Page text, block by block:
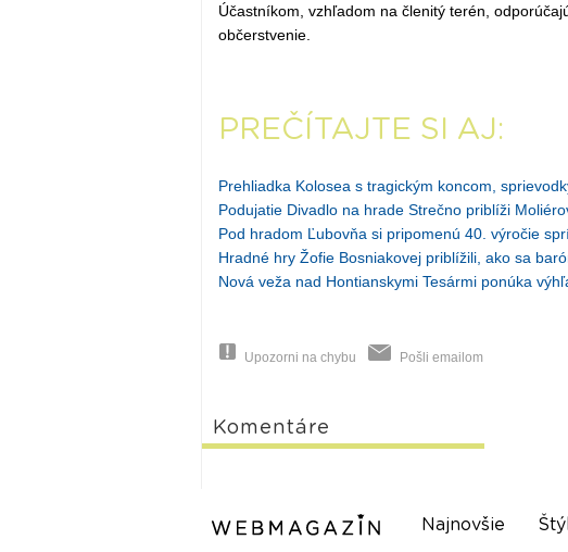
Účastníkom, vzhľadom na členitý terén,
občerstvenie.
PREČÍTAJTE SI AJ:
Prehliadka Kolosea s tragickým koncom,
Podujatie Divadlo na hrade Strečno priblíži
Pod hradom Ľubovňa si pripomenú 40. výročie
Hradné hry Žofie Bosniakovej priblížili, ako sa
Nová veža nad Hontianskymi Tesármi ponúka
Upozorni na chybu Pošli emailom
Komentáre
Najnovšie Štýl